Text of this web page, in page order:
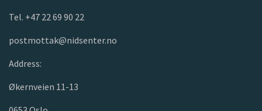
Tel. +47 22 69 90 22
postmottak@nidsenter.no
Address:
Økernveien 11-13